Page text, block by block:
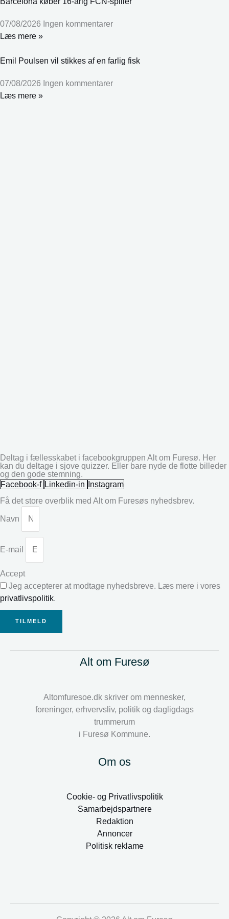
07/08/2026 Ingen kommentarer
Læs mere »
Emil Poulsen vil stikkes af en farlig fisk
07/08/2026 Ingen kommentarer
Læs mere »
Deltag i fællesskabet i facebookgruppen Alt om Furesø. Her
kan du deltage i sjove quizzer. Eller bare nyde de flotte billeder
og den gode stemning.
Facebook-f Linkedin-in
Instagram
Få det store overblik med Alt om Furesøs nyhedsbrev.
Navn
E-mail
Accept
Jeg accepterer at modtage nyhedsbreve. Læs mere i vores
privatlivspolitik.
TILMELD
Alt om Furesø
Altomfuresoe.dk skriver om mennesker,
foreninger, erhvervsliv, politik og dagligdags
trummerum
i Furesø Kommune.
Om os
Cookie- og Privatlivspolitik
Samarbejdspartnere
Redaktion
Annoncer
Politisk reklame